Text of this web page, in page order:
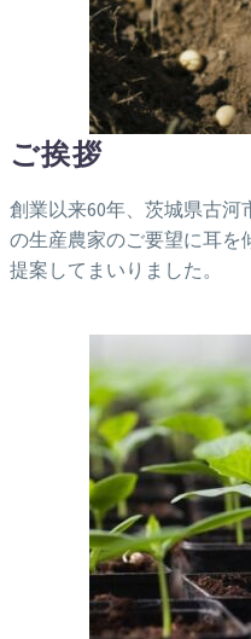
ご挨拶
創業以来60年、茨城県古
の生産農家のご要望に耳を
提案してまいりました。